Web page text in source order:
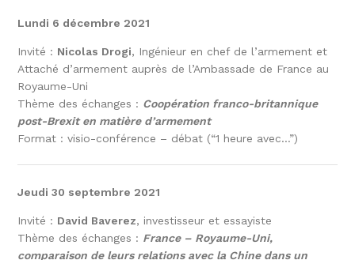
Lundi 6 décembre 2021
Invité : Nicolas Drogi, Ingénieur en chef de l’armement et
Attaché d’armement auprès de l’Ambassade de France au
Royaume-Uni
Thème des échanges : Coopération franco-britannique
post-Brexit en matière d’armement
Format : visio-conférence – débat (“1 heure avec…”)
Jeudi 30 septembre 2021
Invité : David Baverez, investisseur et essayiste
Thème des échanges : France – Royaume-Uni,
comparaison de leurs relations avec la Chine dans un